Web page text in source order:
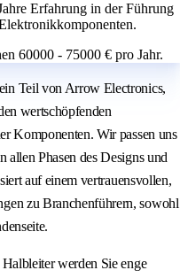
Erfahrung in der Führung
60000 - 75000 € pro Jahr.
Teil von Arrow Electronics,
wertschöpfenden
Komponenten. Wir passen uns
allen Phasen des Designs und
auf einem vertrauensvollen,
zu Branchenführern, sowohl
werden Sie enge